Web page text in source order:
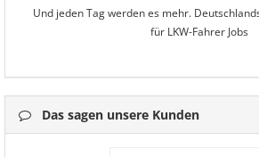
Und jeden Tag werden es mehr.
für LKW-Fahrer Jobs
Das sagen unsere Kunden